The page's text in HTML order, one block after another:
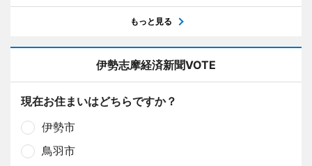
もっと見る
伊勢志摩経済新聞VOTE
現在お住まいはどちらですか？
伊勢市
鳥羽市